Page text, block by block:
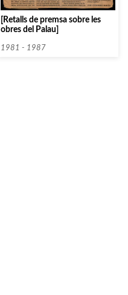
[Retalls de premsa sobre les
obres del Palau]
1981 - 1987